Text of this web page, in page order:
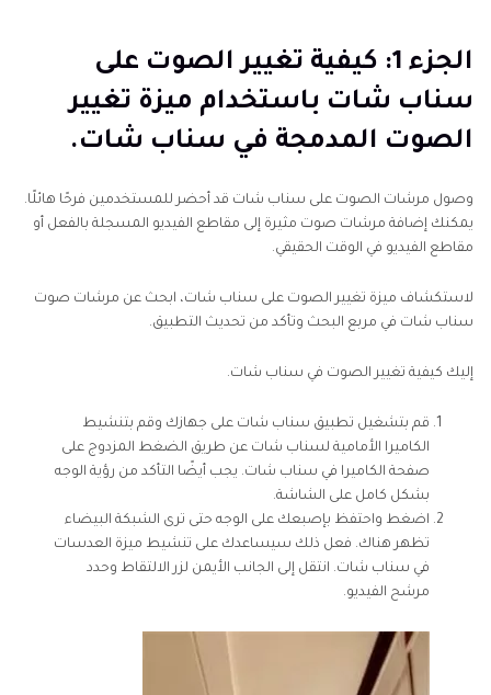
الجزء 2: أفضل 5 مرشحات سناب شات لتغيير الصوت في
عام 2024.
الجزء 3: استخدام مغيرات الصوت من جهات خارجية على
الجزء 4: الأسئلة الشائعة حول كيفية تغيير الصوت على
سناب شات.
الخُلاصة
الجزء 1: كيفية تغيير الصوت على
سناب شات باستخدام ميزة تغيير
الصوت المدمجة في سناب شات.
وصول مرشات الصوت على سناب شات قد أحضر للمستخدمين فرحًا هائلًا.
يمكنك إضافة مرشات صوت مثيرة إلى مقاطع الفيديو المسجلة بالفعل أو
مقاطع الفيديو في الوقت الحقيقي.
لاستكشاف ميزة تغيير الصوت على سناب شات، ابحث عن مرشات صوت
سناب شات في مربع البحث وتأكد من تحديث التطبيق.
إليك كيفية تغيير الصوت في سناب شات.
قم بتشغيل تطبيق سناب شات على جهازك وقم بتنشيط
الكاميرا الأمامية لسناب شات عن طريق الضغط المزدوج على
صفحة الكاميرا في سناب شات. يجب أيضًا التأكد من رؤية الوجه
بشكل كامل على الشاشة.
اضغط واحتفظ بإصبعك على الوجه حتى ترى الشبكة البيضاء
تظهر هناك. فعل ذلك سيساعدك على تنشيط ميزة العدسات
في سناب شات. انتقل إلى الجانب الأيمن لزر الالتقاط وحدد
مرشح الفيديو.